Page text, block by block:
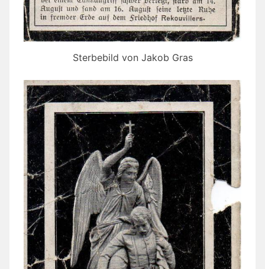
Sterbebild von Jakob Gras